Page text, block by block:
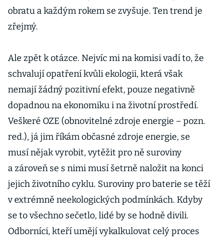
obratu a každým rokem se zvyšuje. Ten trend je
zřejmý.
Ale zpět k otázce. Nejvíc mi na komisi vadí to, že
schvalují opatření kvůli ekologii, která však
nemají žádný pozitivní efekt, pouze negativně
dopadnou na ekonomiku i na životní prostředí.
Veškeré OZE (obnovitelné zdroje energie – pozn.
red.), já jim říkám občasné zdroje energie, se
musí nějak vyrobit, vytěžit pro ně suroviny
a zároveň se s nimi musí šetrně naložit na konci
jejich životního cyklu. Suroviny pro baterie se těží
v extrémně neekologických podmínkách. Kdyby
se to všechno sečetlo, lidé by se hodně divili.
Odborníci, kteří umějí vykalkulovat celý proces